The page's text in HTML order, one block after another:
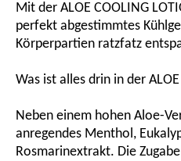
Mit der ALOE COOLING
perfekt abgestimmtes
Körperpartien ratzfatz
Was ist alles drin in der
Neben einem hohen Aloe-
anregendes Menthol,
Rosmarinextrakt. Die